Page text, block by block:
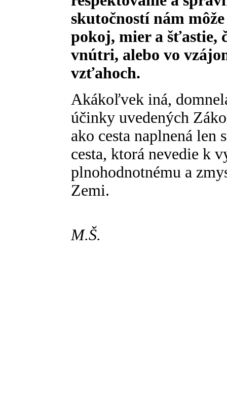
skutočností nám
pokoj, mier a šťastie,
vnútri, alebo vo
vzťahoch.
Akákoľvek iná,
účinky uvedených
ako cesta naplnená len
cesta, ktorá nevedie k
plnohodnotnému a
Zemi.
M.Š.